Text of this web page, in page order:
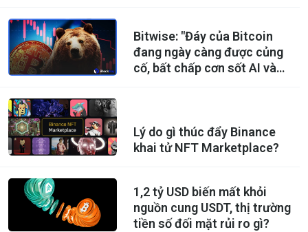
Bitwise: "Đáy của Bitcoin
đang ngày càng được củng
cố, bất chấp cơn sốt AI và
Lý do gì thúc đẩy Binance
khai tử NFT Marketplace?
1,2 tỷ USD biến mất khỏi
nguồn cung USDT, thị trường
tiền số đối mặt rủi ro gì?